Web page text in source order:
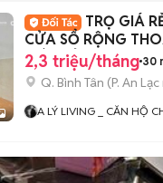
TRỌ GIÁ
CỬA SỔ RỘNG
GIÀU TỈNH LỘ 10
2,3 triệu/tháng 30
Q. Bình Tân (P. An Lạc
A LÝ LIVING _ CĂN HỘ
CHUNG CƯ - NHÀ Ở